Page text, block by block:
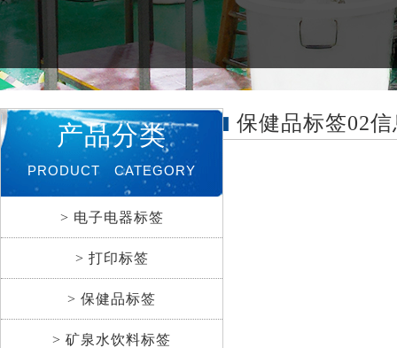
产品分类
PRODUCT CATEGORY
> 电子电器标签
> 打印标签
> 保健品标签
> 矿泉水饮料标签
保健品标签02